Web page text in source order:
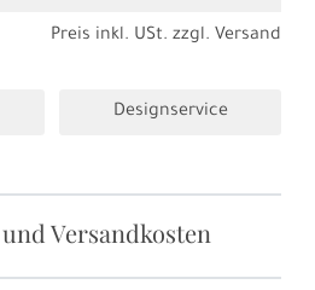
Preis inkl. USt. zzgl. Versand
Designservice
Versandkosten